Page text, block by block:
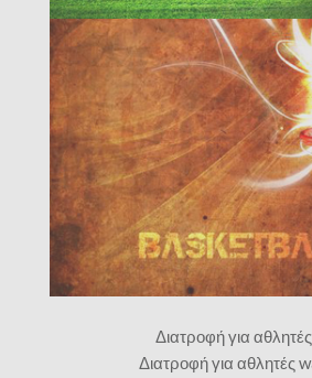
Διατροφή για
Διατροφή για αθλητές